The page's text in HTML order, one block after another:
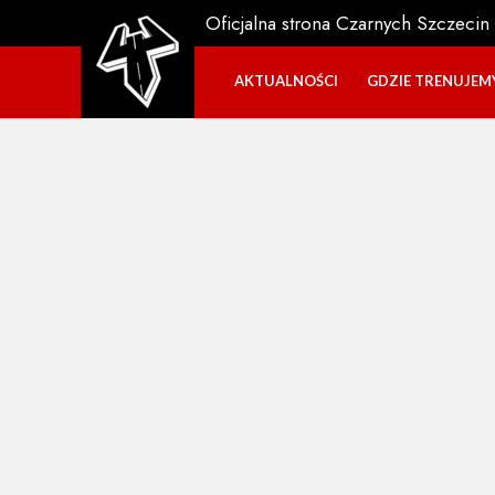
Oficjalna strona Czarnych Szczecin
AKTUALNOŚCI GDZIE